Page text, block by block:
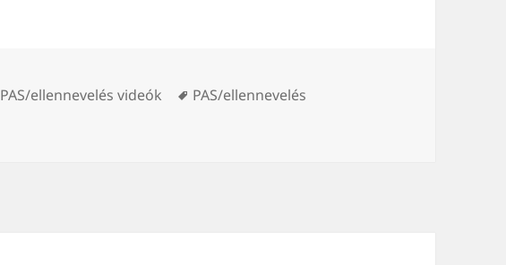
Categories
PAS/ellennevelés videók Tags
PAS/ellennevelés